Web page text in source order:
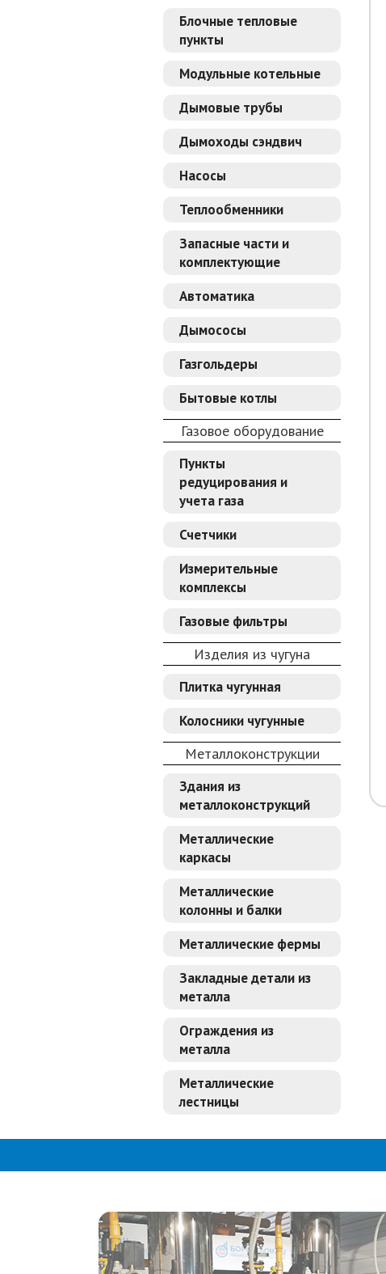
Блочные тепловые
пункты
Модульные котельные
Дымовые трубы
Дымоходы сэндвич
Насосы
Теплообменники
Запасные части и
комплектующие
Автоматика
Дымососы
Газгольдеры
Бытовые котлы
Газовое оборудование
Пункты
редуцирования и
учета газа
Счетчики
Измерительные
комплексы
Газовые фильтры
Изделия из чугуна
Плитка чугунная
Колосники чугунные
Металлоконструкции
Здания из
металлоконструкций
Металлические
каркасы
Металлические
колонны и балки
Металлические фермы
Закладные детали из
металла
Ограждения из
металла
Металлические
лестницы